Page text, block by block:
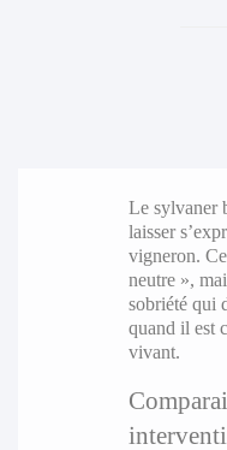
Le sylvaner
laisser
vigneron.
neutre »,
sobriété qui
quand il est
vivant.